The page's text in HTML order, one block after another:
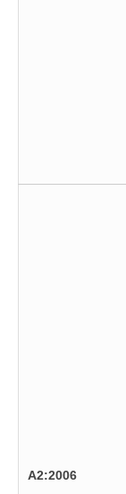
A2:2006